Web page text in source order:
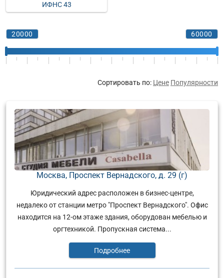
ИФНС 43
Сортировать по: Цене Популярности
Москва, Проспект Вернадского, д. 29 (г)
Юридический адрес расположен в бизнес-центре,
недалеко от станции метро "Проспект Вернадского". Офис
находится на 12-ом этаже здания, оборудован мебелью и
оргтехникой. Пропускная система...
Подробнее